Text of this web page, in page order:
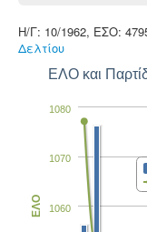
Η/Γ: 10/1962, ΕΣΟ:
Δελτίου
ΕΛΟ και
1060
1070
1080
ΕΛΟ